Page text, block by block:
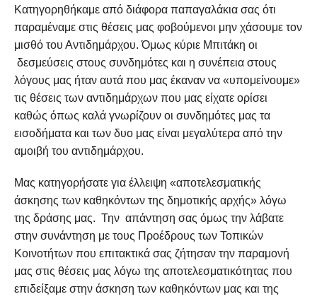
Κατηγορηθήκαμε από διάφορα παπαγαλάκια σας ότι
παραμέναμε στις θέσεις μας φοβούμενοι μην χάσουμε τον
μισθό του Αντιδημάρχου. Όμως κύριε Μπιτάκη οι
δεσμεύσεις στους συνδημότες και η συνέπεια στους
λόγους μας ήταν αυτά που μας έκαναν να «υπομείνουμε»
τις θέσεις των αντιδημάρχων που μας είχατε ορίσει
καθώς όπως καλά γνωρίζουν οι συνδημότες μας τα
εισοδήματα και των δυο μας είναι μεγαλύτερα από την
αμοιβή του αντιδημάρχου.
Μας κατηγορήσατε για έλλειψη «αποτελεσματικής
άσκησης των καθηκόντων της δημοτικής αρχής» λόγω
της δράσης μας. Την απάντηση σας όμως την λάβατε
στην συνάντηση με τους Προέδρους των Τοπικών
Κοινοτήτων που επιτακτικά σας ζήτησαν την παραμονή
μας στις θέσεις μας λόγω της αποτελεσματικότητας που
επιδείξαμε στην άσκηση των καθηκόντων μας και της